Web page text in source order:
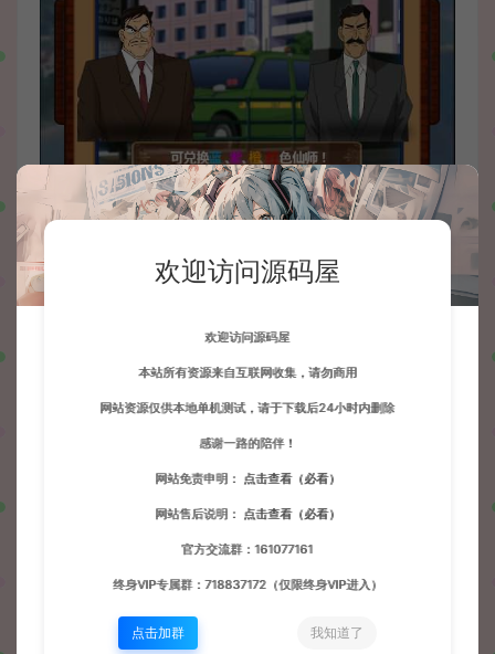
欢迎访问源码屋
欢迎访问源码屋
本站所有资源来自互联网收集，请勿商用
网站资源仅供本地单机测试，请于下载后24小时内删除
感谢一路的陪伴！
网站免责申明： 点击查看（必看）
网站售后说明： 点击查看（必看）
官方交流群：161077161
终身VIP专属群：718837172（仅限终身VIP进入）
点击加群 我知道了